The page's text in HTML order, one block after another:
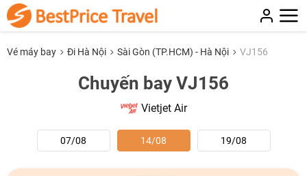
Vé máy bay Đi Hà Nội Sài Gòn (TP.HCM) - Hà Nội VJ156
Chuyến bay VJ156
Vietjet Air
07/08 14/08 19/08